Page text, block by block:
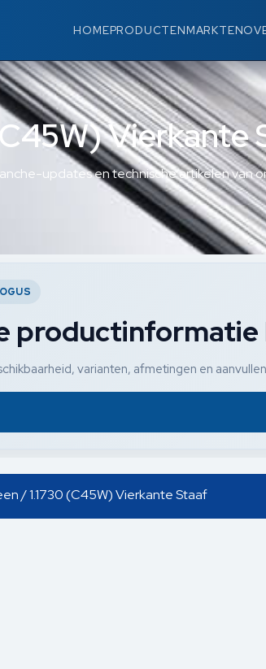
HOMEPRODUCTENMARKTEN
(C45W) Vierkante
updates en technische artikelen van
productinformatie
varianten, afmetingen en
/ 1.1730 (C45W) Vierkante Staaf